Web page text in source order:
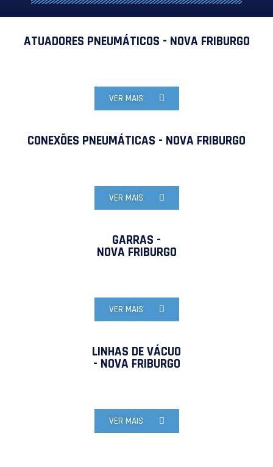
ATUADORES PNEUMÁTICOS - NOVA FRIBURGO
VER MAIS
CONEXÕES PNEUMÁTICAS - NOVA FRIBURGO
VER MAIS
GARRAS -
NOVA FRIBURGO
VER MAIS
LINHAS DE VÁCUO
- NOVA FRIBURGO
VER MAIS